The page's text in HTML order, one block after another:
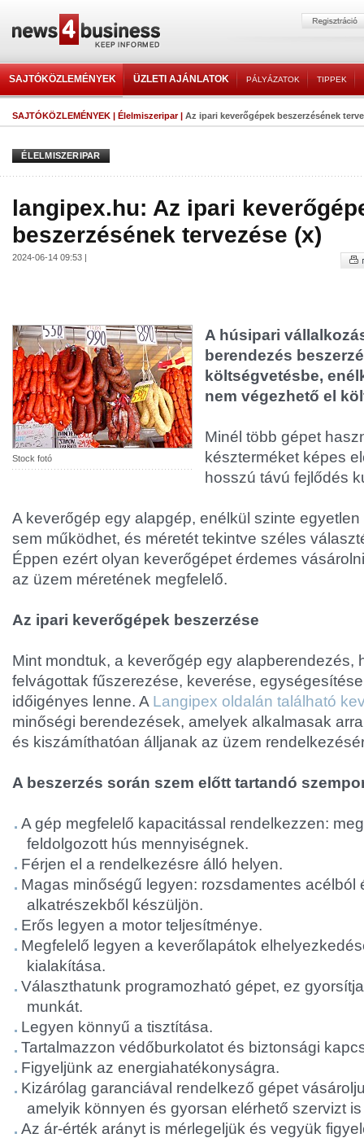
SAJTÓKÖZLEMÉNYEK ÜZLETI AJÁNLATOK PÁLYÁZATOK TIPPEK
SAJTÓKÖZLEMÉNYEK | Élelmiszeripar| Az ipari keverőgépek beszerzésének
ÉLELMISZERIPAR
langipex.hu: Az ipari
beszerzésének tervezése (x)
2024-06-14 09:53 |
Stock fotó
A húsipari
berendezés
költségvetésbe,
nem végezhető el
Minél több gépet
készterméket képes
hosszú távú fejlődés
A keverőgép egy alapgép, enélkül szinte
sem működhet, és méretét tekintve széles
Éppen ezért olyan keverőgépet érdemes
az üzem méretének megfelelő.
Az ipari keverőgépek beszerzése
Mint mondtuk, a keverőgép egy alapberendezés,
felvágottak fűszerezése, keverése,
időigényes lenne. A Langipex oldalán található
minőségi berendezések, amelyek alkalmasak
és kiszámíthatóan álljanak az üzem
A beszerzés során szem előtt tartandó
A gép megfelelő kapacitással rendelkezzen:
feldolgozott hús mennyiségnek.
Férjen el a rendelkezésre álló helyen.
Magas minőségű legyen: rozsdamentes acélból
alkatrészekből készüljön.
Erős legyen a motor teljesítménye.
Megfelelő legyen a keverőlapátok
kialakítása.
Választhatunk programozható gépet, ez
munkát.
Legyen könnyű a tisztítása.
Tartalmazzon védőburkolatot és biztonsági
Figyeljünk az energiahatékonyságra.
Kizárólag garanciával rendelkező gépet
amelyik könnyen és gyorsan elérhető szervizt
Az ár-érték arányt is mérlegeljük és vegyük